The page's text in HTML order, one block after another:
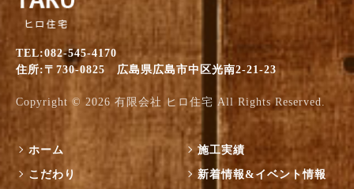
TEL:082-545-4170
住所:〒730-0825 広島県広島市中区光南2-21-23
Copyright © 2026 有限会社 ヒロ住宅 All Rights Reserved.
ホーム
こだわり
施工実績
新着情報&イベント情報